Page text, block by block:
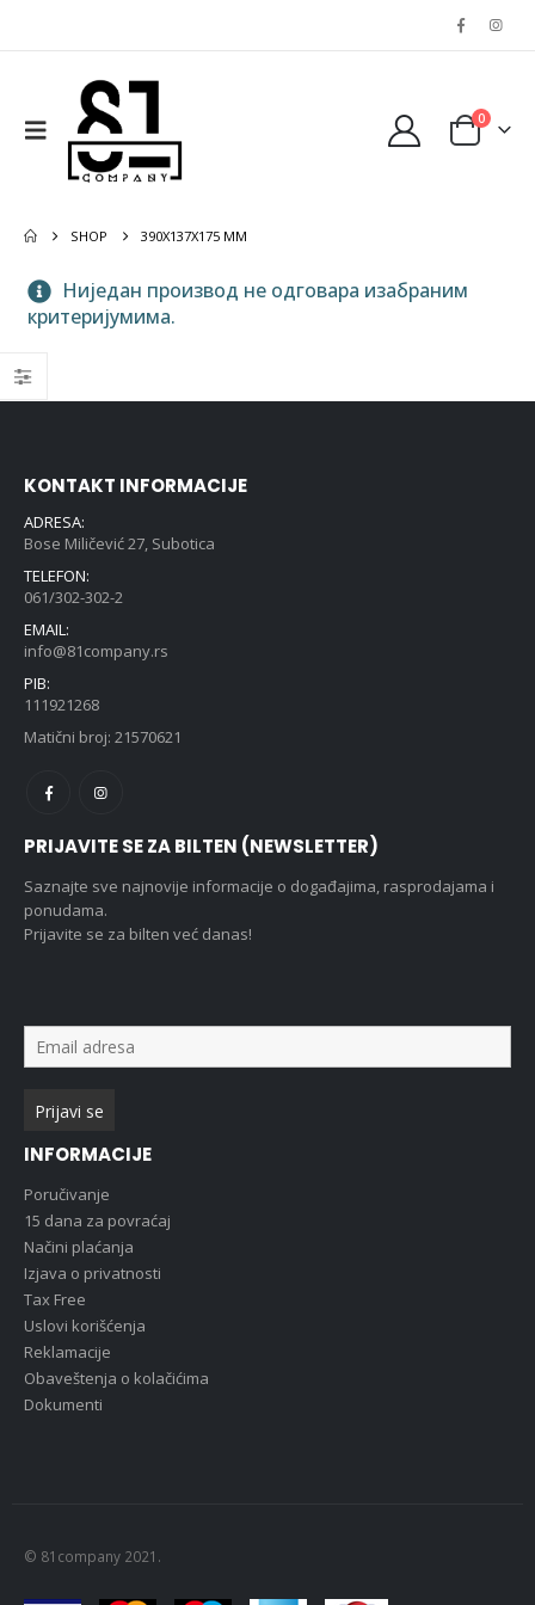
0
SHOP 390X137X175 MM
Ниједан производ не одговара изабраним
критеријумима.
KONTAKT INFORMACIJE
ADRESA:
Bose Miličević 27, Subotica
TELEFON:
061/302-302-2
EMAIL:
info@81company.rs
PIB:
111921268
Matični broj: 21570621
PRIJAVITE SE ZA BILTEN (NEWSLETTER)
Saznajte sve najnovije informacije o događajima, rasprodajama i
ponudama.
Prijavite se za bilten već danas!
INFORMACIJE
Poručivanje
15 dana za povraćaj
Načini plaćanja
Izjava o privatnosti
Tax Free
Uslovi korišćenja
Reklamacije
Obaveštenja o kolačićima
Dokumenti
© 81company 2021.